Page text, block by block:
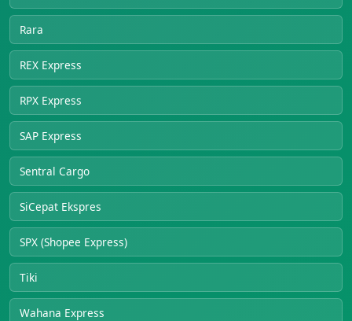
Rara
REX Express
RPX Express
SAP Express
Sentral Cargo
SiCepat Ekspres
SPX (Shopee Express)
Tiki
Wahana Express